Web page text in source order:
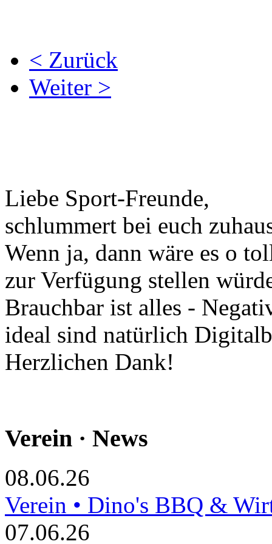
< Zurück
Weiter >
Liebe Sport-Freunde,
schlummert bei euch
Wenn ja, dann wäre es o
zur Verfügung stellen
Brauchbar ist alles -
ideal sind natürlich
Herzlichen Dank!
Verein · News
08.06.26
Verein • Dino's BBQ &
07.06.26